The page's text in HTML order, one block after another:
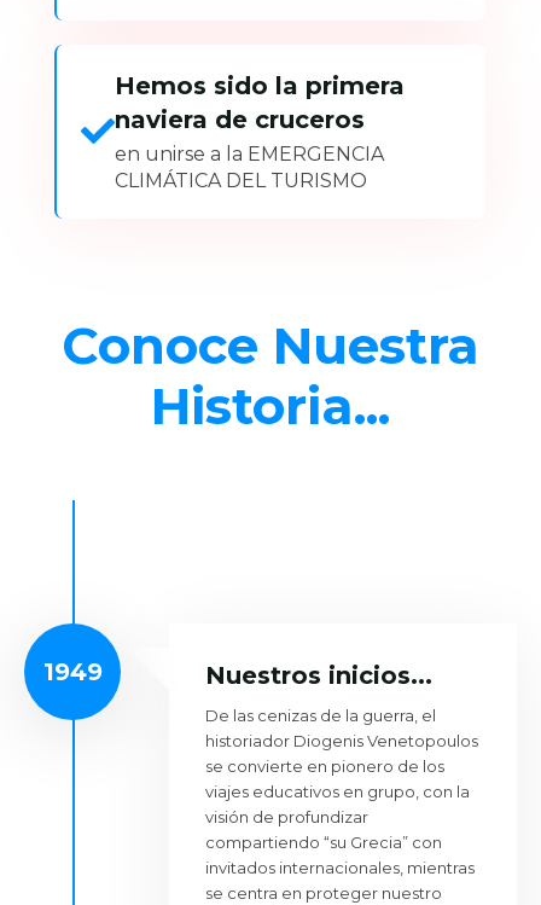
Hemos sido la primera
naviera de cruceros
en unirse a la EMERGENCIA
CLIMÁTICA DEL TURISMO
Conoce Nuestra
Historia...
1949 Nuestros inicios...
De las cenizas de la guerra, el
historiador Diogenis Venetopoulos
se convierte en pionero de los
viajes educativos en grupo, con la
visión de profundizar
compartiendo “su Grecia” con
invitados internacionales, mientras
se centra en proteger nuestro